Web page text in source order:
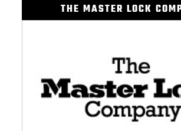
THE MASTER LOCK